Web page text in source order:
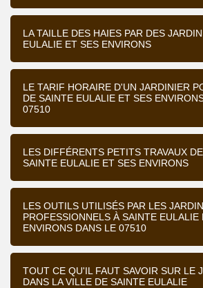
LA TAILLE DES HAIES PAR DES
EULALIE ET SES ENVIRONS
LE TARIF HORAIRE D'UN JARDINIER
DE SAINTE EULALIE ET SES
07510
LES DIFFÉRENTS PETITS TRAVAUX
SAINTE EULALIE ET SES ENVIRONS
LES OUTILS UTILISÉS PAR LES
PROFESSIONNELS À SAINTE EULALIE
ENVIRONS DANS LE 07510
TOUT CE QU'IL FAUT SAVOIR SUR LE
DANS LA VILLE DE SAINTE EULALIE